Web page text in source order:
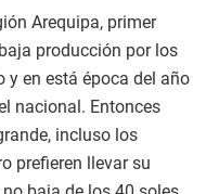
Arequipa, primer
producción por los
y en está época del año
nacional. Entonces
incluso los
prefieren llevar su